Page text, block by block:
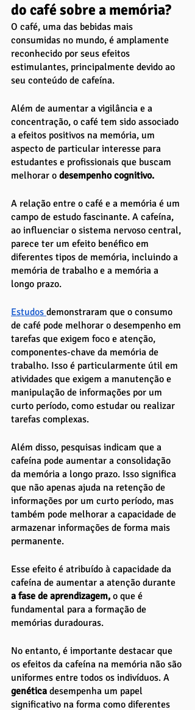
do café sobre a memória?
O café, uma das bebidas mais
consumidas no mundo, é amplamente
reconhecido por seus efeitos
estimulantes, principalmente devido ao
seu conteúdo de cafeína.
Além de aumentar a vigilância e a
concentração, o café tem sido associado
a efeitos positivos na memória, um
aspecto de particular interesse para
estudantes e profissionais que buscam
melhorar o desempenho cognitivo.
A relação entre o café e a memória é um
campo de estudo fascinante. A cafeína,
ao influenciar o sistema nervoso central,
parece ter um efeito benéfico em
diferentes tipos de memória, incluindo a
memória de trabalho e a memória a
longo prazo.
Estudos demonstraram que o consumo
de café pode melhorar o desempenho em
tarefas que exigem foco e atenção,
componentes-chave da memória de
trabalho. Isso é particularmente útil em
atividades que exigem a manutenção e
manipulação de informações por um
curto período, como estudar ou realizar
tarefas complexas.
Além disso, pesquisas indicam que a
cafeína pode aumentar a consolidação
da memória a longo prazo. Isso significa
que não apenas ajuda na retenção de
informações por um curto período, mas
também pode melhorar a capacidade de
armazenar informações de forma mais
permanente.
Esse efeito é atribuído à capacidade da
cafeína de aumentar a atenção durante
a fase de aprendizagem, o que é
fundamental para a formação de
memórias duradouras.
No entanto, é importante destacar que
os efeitos da cafeína na memória não são
uniformes entre todos os indivíduos. A
genética desempenha um papel
significativo na forma como diferentes